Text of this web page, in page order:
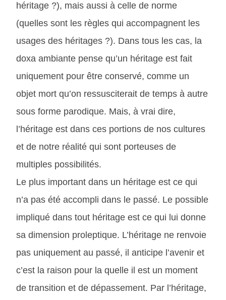
héritage ?), mais aussi à celle de norme
(quelles sont les règles qui accompagnent les
usages des héritages ?). Dans tous les cas, la
doxa ambiante pense qu’un héritage est fait
uniquement pour être conservé, comme un
objet mort qu’on ressusciterait de temps à autre
sous forme parodique. Mais, à vrai dire,
l’héritage est dans ces portions de nos cultures
et de notre réalité qui sont porteuses de
multiples possibilités.
Le plus important dans un héritage est ce qui
n’a pas été accompli dans le passé. Le possible
impliqué dans tout héritage est ce qui lui donne
sa dimension proleptique. L’héritage ne renvoie
pas uniquement au passé, il anticipe l’avenir et
c’est la raison pour la quelle il est un moment
de transition et de dépassement. Par l’héritage,